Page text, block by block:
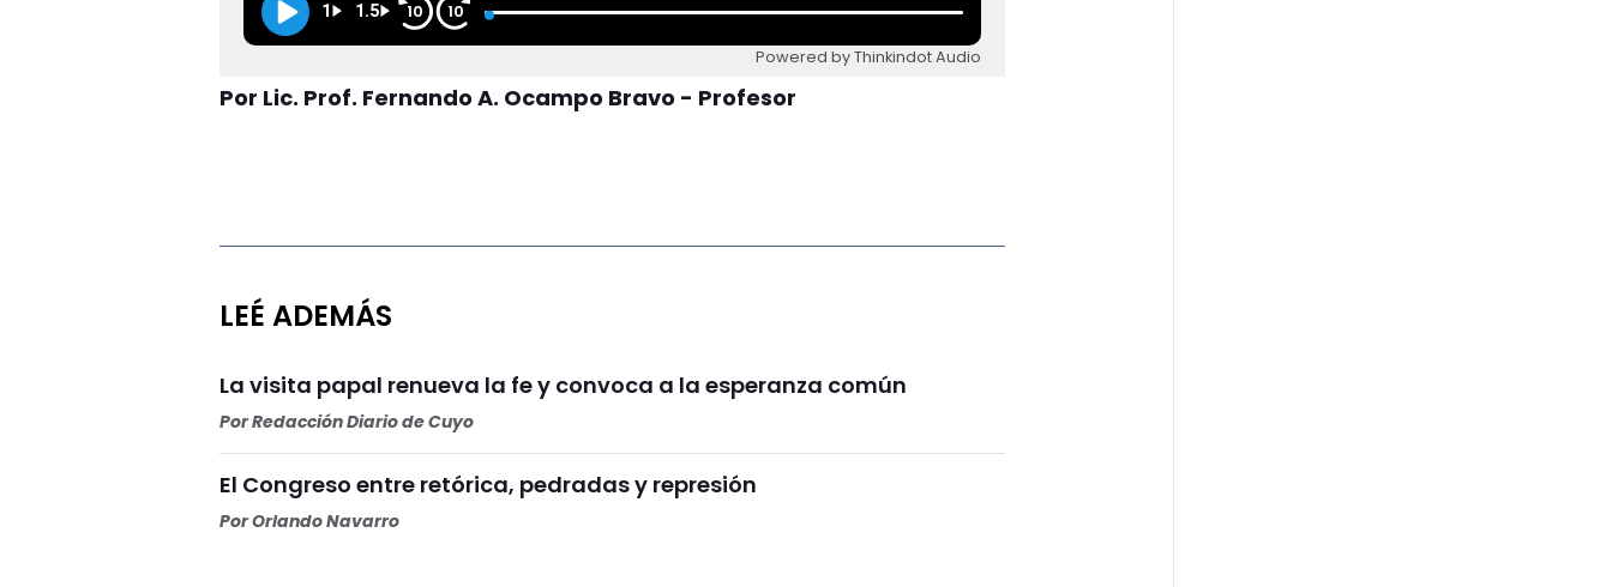
1 1.5 10 10
Powered by Thinkindot Audio
Por Lic. Prof. Fernando A. Ocampo Bravo - Profesor
LEÉ ADEMÁS
La visita papal renueva la fe y convoca a la esperanza común
PorRedacción Diario de Cuyo
El Congreso entre retórica, pedradas y represión
PorOrlando Navarro